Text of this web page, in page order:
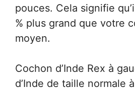
pouces. Cela signifie
% plus grand que votre
moyen.
Cochon d’Inde Rex à
d’Inde de taille normale